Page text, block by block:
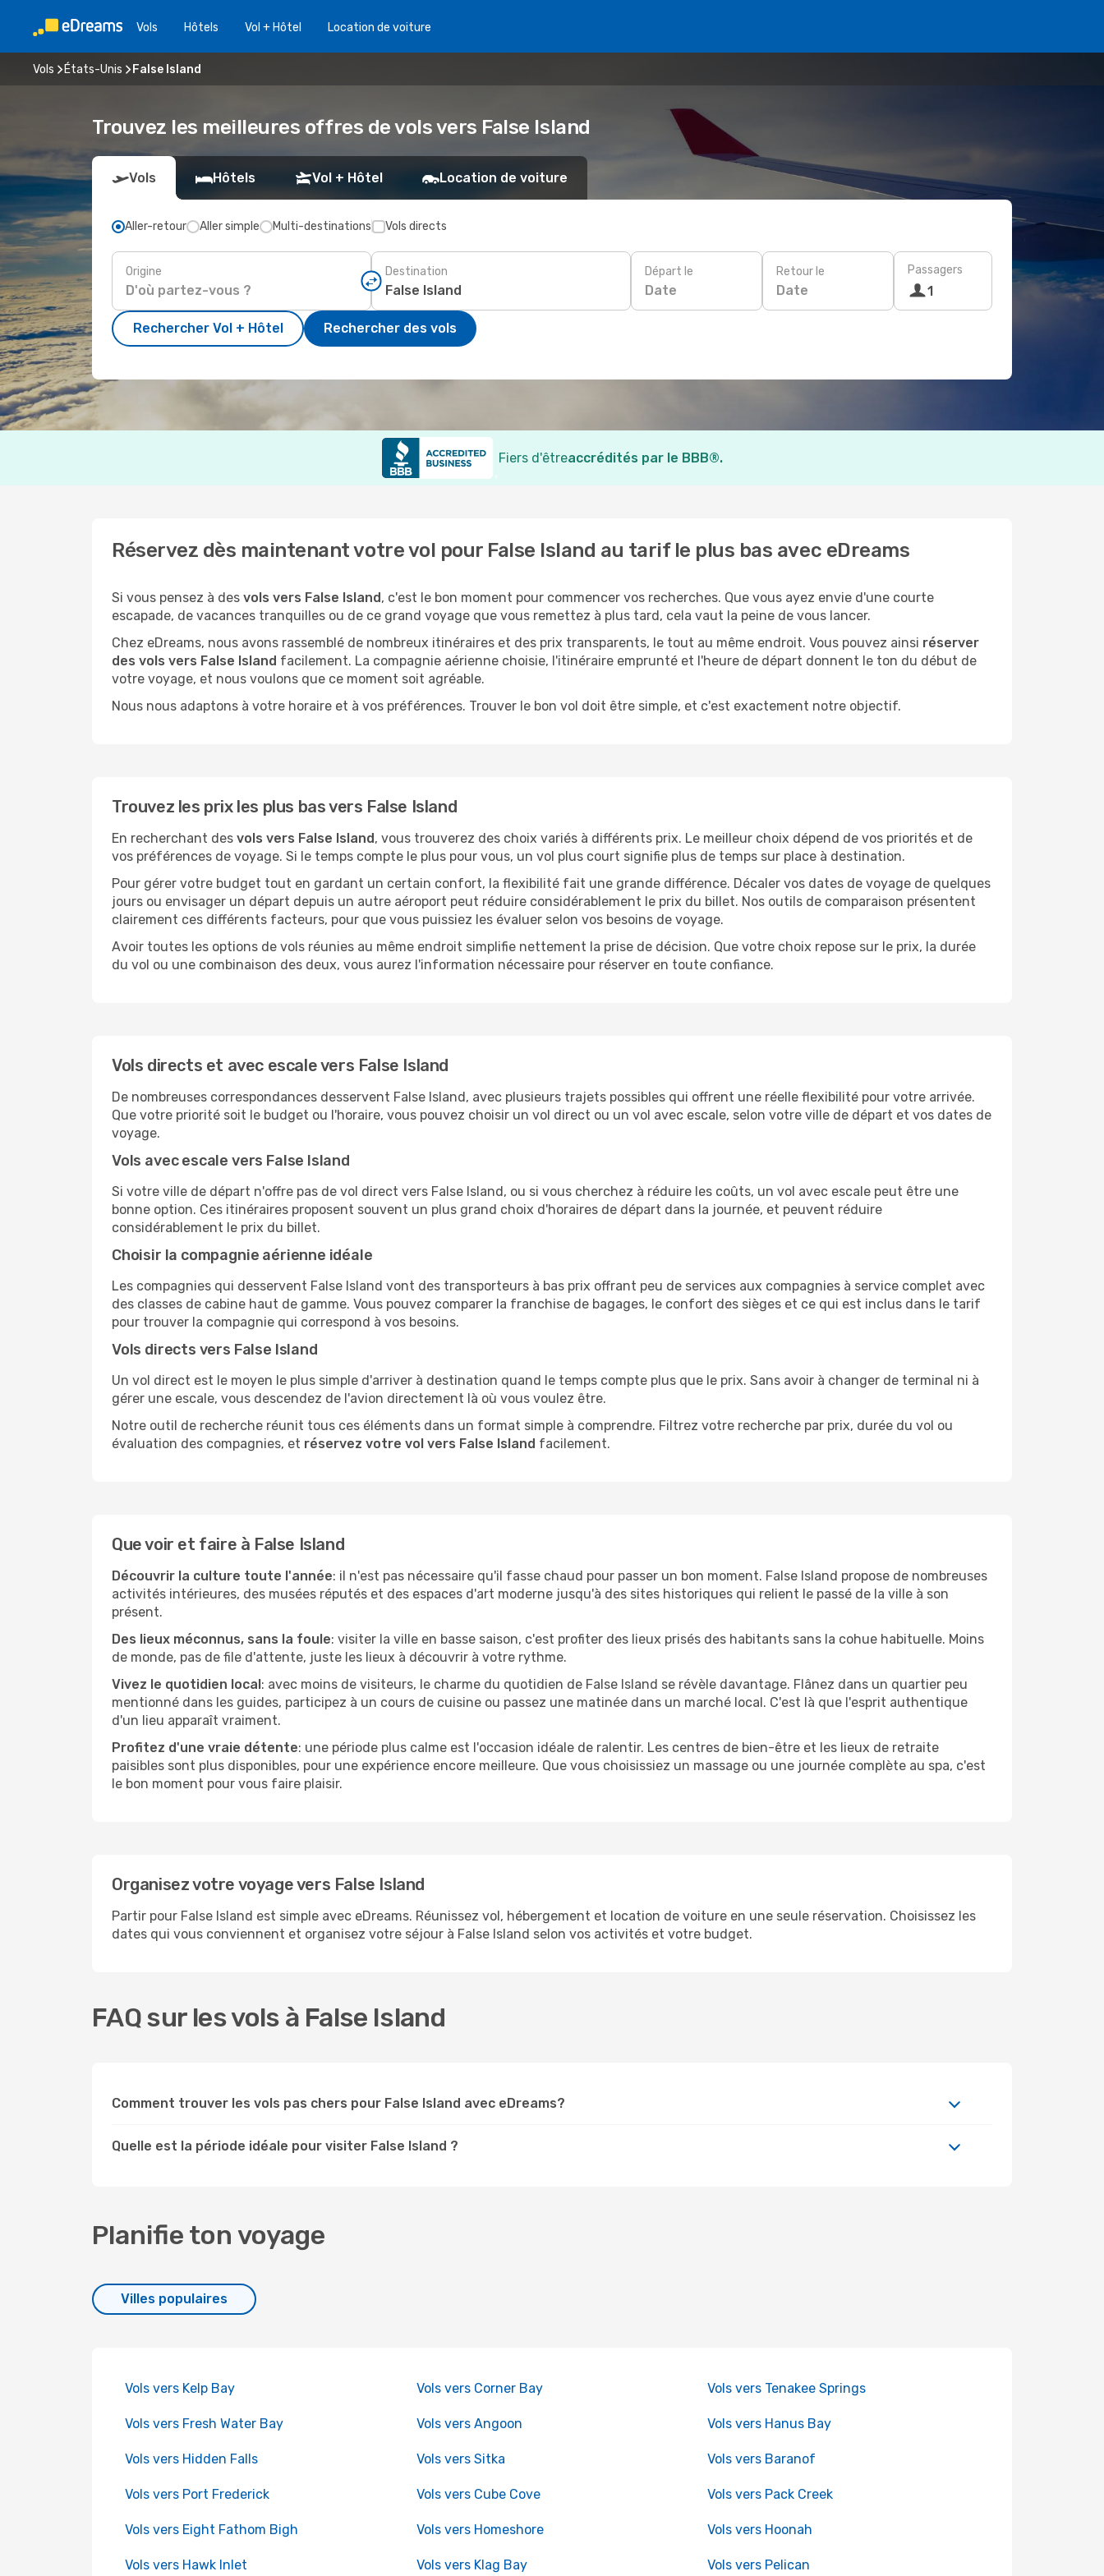
Vols Hôtels Vol + Hôtel Location de voiture
Vols États-Unis False Island
Trouvez les meilleures offres de vols vers False Island
Vols Hôtels Vol + Hôtel Location de voiture
Aller-retour Aller simple Multi-destinations Vols directs
Origine Destination Départ le
Date
Retour le
Date
Passagers
1
Rechercher Vol + Hôtel Rechercher des vols
Fiers d'êtreaccrédités par le BBB®.
Réservez dès maintenant votre vol pour False Island au tarif le plus bas avec eDreams
Si vous pensez à des vols vers False Island, c'est le bon moment pour commencer vos recherches. Que vous ayez envie d'une courte
escapade, de vacances tranquilles ou de ce grand voyage que vous remettez à plus tard, cela vaut la peine de vous lancer.
Chez eDreams, nous avons rassemblé de nombreux itinéraires et des prix transparents, le tout au même endroit. Vous pouvez ainsi réserver
des vols vers False Island facilement. La compagnie aérienne choisie, l'itinéraire emprunté et l'heure de départ donnent le ton du début de
votre voyage, et nous voulons que ce moment soit agréable.
Nous nous adaptons à votre horaire et à vos préférences. Trouver le bon vol doit être simple, et c'est exactement notre objectif.
Trouvez les prix les plus bas vers False Island
En recherchant des vols vers False Island, vous trouverez des choix variés à différents prix. Le meilleur choix dépend de vos priorités et de
vos préférences de voyage. Si le temps compte le plus pour vous, un vol plus court signifie plus de temps sur place à destination.
Pour gérer votre budget tout en gardant un certain confort, la flexibilité fait une grande différence. Décaler vos dates de voyage de quelques
jours ou envisager un départ depuis un autre aéroport peut réduire considérablement le prix du billet. Nos outils de comparaison présentent
clairement ces différents facteurs, pour que vous puissiez les évaluer selon vos besoins de voyage.
Avoir toutes les options de vols réunies au même endroit simplifie nettement la prise de décision. Que votre choix repose sur le prix, la durée
du vol ou une combinaison des deux, vous aurez l'information nécessaire pour réserver en toute confiance.
Vols directs et avec escale vers False Island
De nombreuses correspondances desservent False Island, avec plusieurs trajets possibles qui offrent une réelle flexibilité pour votre arrivée.
Que votre priorité soit le budget ou l'horaire, vous pouvez choisir un vol direct ou un vol avec escale, selon votre ville de départ et vos dates de
voyage.
Vols avec escale vers False Island
Si votre ville de départ n'offre pas de vol direct vers False Island, ou si vous cherchez à réduire les coûts, un vol avec escale peut être une
bonne option. Ces itinéraires proposent souvent un plus grand choix d'horaires de départ dans la journée, et peuvent réduire
considérablement le prix du billet.
Choisir la compagnie aérienne idéale
Les compagnies qui desservent False Island vont des transporteurs à bas prix offrant peu de services aux compagnies à service complet avec
des classes de cabine haut de gamme. Vous pouvez comparer la franchise de bagages, le confort des sièges et ce qui est inclus dans le tarif
pour trouver la compagnie qui correspond à vos besoins.
Vols directs vers False Island
Un vol direct est le moyen le plus simple d'arriver à destination quand le temps compte plus que le prix. Sans avoir à changer de terminal ni à
gérer une escale, vous descendez de l'avion directement là où vous voulez être.
Notre outil de recherche réunit tous ces éléments dans un format simple à comprendre. Filtrez votre recherche par prix, durée du vol ou
évaluation des compagnies, et réservez votre vol vers False Island facilement.
Que voir et faire à False Island
Découvrir la culture toute l'année: il n'est pas nécessaire qu'il fasse chaud pour passer un bon moment. False Island propose de nombreuses
activités intérieures, des musées réputés et des espaces d'art moderne jusqu'à des sites historiques qui relient le passé de la ville à son
présent.
Des lieux méconnus, sans la foule: visiter la ville en basse saison, c'est profiter des lieux prisés des habitants sans la cohue habituelle. Moins
de monde, pas de file d'attente, juste les lieux à découvrir à votre rythme.
Vivez le quotidien local: avec moins de visiteurs, le charme du quotidien de False Island se révèle davantage. Flânez dans un quartier peu
mentionné dans les guides, participez à un cours de cuisine ou passez une matinée dans un marché local. C'est là que l'esprit authentique
d'un lieu apparaît vraiment.
Profitez d'une vraie détente: une période plus calme est l'occasion idéale de ralentir. Les centres de bien-être et les lieux de retraite
paisibles sont plus disponibles, pour une expérience encore meilleure. Que vous choisissiez un massage ou une journée complète au spa, c'est
le bon moment pour vous faire plaisir.
Organisez votre voyage vers False Island
Partir pour False Island est simple avec eDreams. Réunissez vol, hébergement et location de voiture en une seule réservation. Choisissez les
dates qui vous conviennent et organisez votre séjour à False Island selon vos activités et votre budget.
FAQ sur les vols à False Island
Comment trouver les vols pas chers pour False Island avec eDreams?
Quelle est la période idéale pour visiter False Island ?
Planifie ton voyage
Villes populaires
Vols vers Kelp Bay Vols vers Corner Bay Vols vers Tenakee Springs
Vols vers Fresh Water Bay Vols vers Angoon Vols vers Hanus Bay
Vols vers Hidden Falls Vols vers Sitka Vols vers Baranof
Vols vers Port Frederick Vols vers Cube Cove Vols vers Pack Creek
Vols vers Eight Fathom Bigh Vols vers Homeshore Vols vers Hoonah
Vols vers Hawk Inlet Vols vers Klag Bay Vols vers Pelican